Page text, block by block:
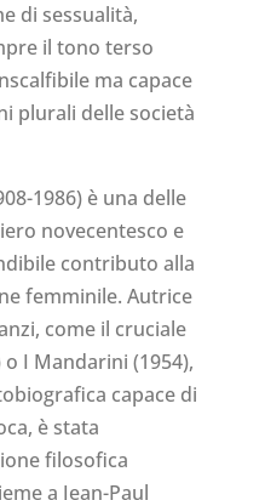
di sessualità,
il tono terso
ma capace
plurali delle società
1986) è una delle
novecentesco e
contributo alla
femminile. Autrice
come il cruciale
I Mandarini (1954),
capace di
è stata
filosofica
a Jean-Paul